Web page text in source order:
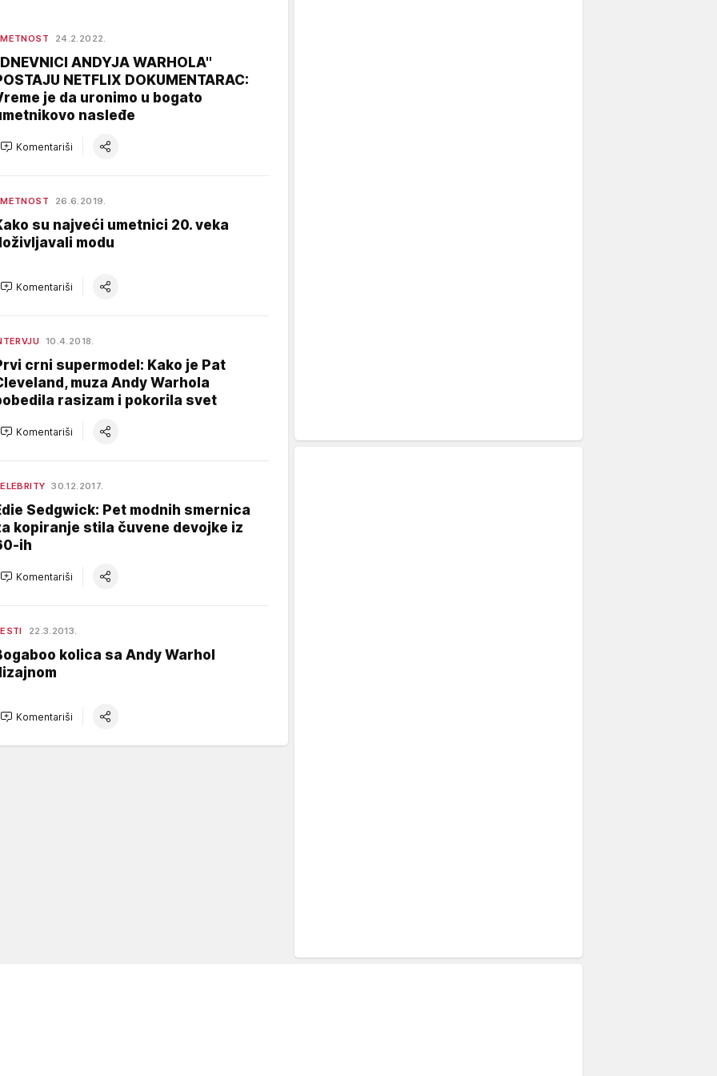
24.2.2022.
ANDYJA WARHOLA''
NETFLIX DOKUMENTARAC:
je da uronimo u bogato
nasleđe
Komentariši
26.6.2019.
su najveći umetnici 20. veka
modu
Komentariši
10.4.2018.
crni supermodel: Kako je Pat
muza Andy Warhola
rasizam i pokorila svet
Komentariši
30.12.2017.
Sedgwick: Pet modnih smernica
kopiranje stila čuvene devojke iz
ih
Komentariši
22.3.2013.
kolica sa Andy Warhol
Komentariši